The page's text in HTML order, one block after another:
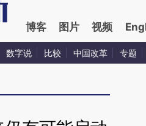
博客 图片 视频
数字说 比较 中国改革 专题